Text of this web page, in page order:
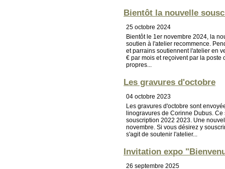
Bientôt la nouvelle
25 octobre 2024
Bientôt le 1er novembre 2024, la
soutien à l'atelier recommence.
et parrains soutiennent l'atelier en
€ par mois et reçoivent par la poste
propres...
Les gravures d'octobre
04 octobre 2023
Les gravures d'octobre sont
linogravures de Corinne Dubus.
souscription 2022 2023. Une
novembre. Si vous désirez y
s'agit de soutenir l'atelier...
Invitation expo
26 septembre 2025